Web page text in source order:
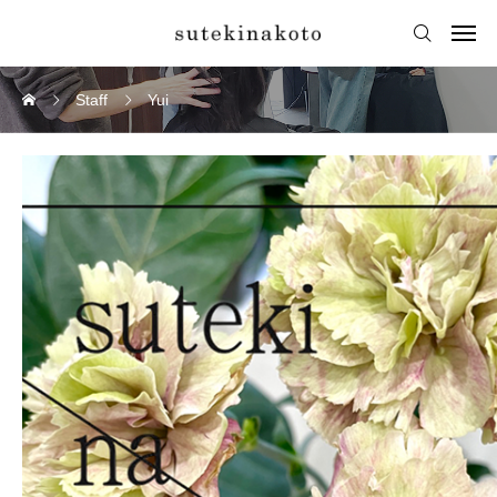
Staff Yui